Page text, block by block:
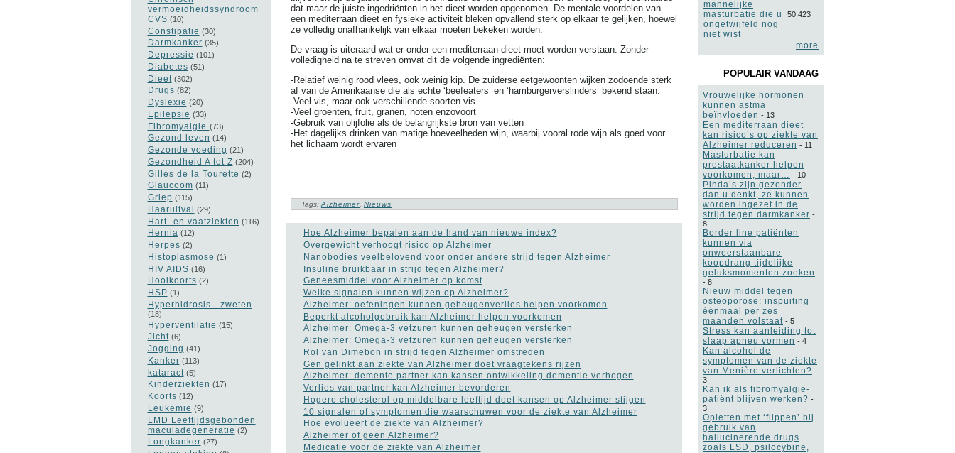
vermoeidheidssyndroom
CVS (10)
Constipatie (30)
Darmkanker (35)
Depressie (101)
Diabetes (51)
Dieet (302)
Drugs (82)
Dyslexie (20)
Epilepsie (33)
Fibromyalgie (73)
Gezond leven (14)
Gezonde voeding (21)
Gezondheid A tot Z (204)
Gilles de la Tourette (2)
Glaucoom (11)
Griep (115)
Haaruitval (29)
Hart- en vaatziekten (116)
Hernia (12)
Herpes (2)
Histoplasmose (1)
HIV AIDS (16)
Hooikoorts (2)
HSP (1)
Hyperhidrosis - zweten
(18)
Hyperventilatie (15)
Jicht (6)
Jogging (41)
Kanker (113)
kataract (5)
Kinderziekten (17)
Koorts (12)
Leukemie (9)
LMD Leeftijdsgebonden
maculadegeneratie (2)
Longkanker (27)
dat maar de juiste ingedriënten in het dieet worden opgenomen. De mentale voordelen van
een mediterraan dieet en fysieke activiteit bleken opvallend sterk op elkaar te gelijken, hoewel
ze volledig onafhankelijk van elkaar moeten bekeken worden.
De vraag is uiteraard wat er onder een mediterraan dieet moet worden verstaan. Zonder
volledigheid na te streven omvat dit de volgende ingrediënten:
-Relatief weinig rood vlees, ook weinig kip. De zuiderse eetgewoonten wijken zodoende sterk
af van de Amerikaanse die als echte ‘beefeaters’ en ‘hamburgerverslinders’ bekend staan.
-Veel vis, maar ook verschillende soorten vis
-Veel groenten, fruit, granen, noten enzovoort
-Gebruik van olijfolie als de belangrijkste bron van vetten
-Het dagelijks drinken van matige hoeveelheden wijn, waarbij vooral rode wijn als goed voor
het lichaam wordt ervaren
| Tags:Alzheimer, Nieuws
Hoe Alzheimer bepalen aan de hand van nieuwe index?
Overgewicht verhoogt risico op Alzheimer
Nanobodies veelbelovend voor onder andere strijd tegen Alzheimer
Insuline bruikbaar in strijd tegen Alzheimer?
Geneesmiddel voor Alzheimer op komst
Welke signalen kunnen wijzen op Alzheimer?
Alzheimer: oefeningen kunnen geheugenverlies helpen voorkomen
Beperkt alcoholgebruik kan Alzheimer helpen voorkomen
Alzheimer: Omega-3 vetzuren kunnen geheugen versterken
Alzheimer: Omega-3 vetzuren kunnen geheugen versterken
Rol van Dimebon in strijd tegen Alzheimer omstreden
Gen gelinkt aan ziekte van Alzheimer doet vraagtekens rijzen
Alzheimer: demente partner kan kansen ontwikkeling dementie verhogen
Verlies van partner kan Alzheimer bevorderen
Hogere cholesterol op middelbare leeftijd doet kansen op Alzheimer stijgen
10 signalen of symptomen die waarschuwen voor de ziekte van Alzheimer
Hoe evolueert de ziekte van Alzheimer?
Alzheimer of geen Alzheimer?
Medicatie voor de ziekte van Alzheimer
mannelijke
masturbatie die u
ongetwijfeld nog
niet wist
50,423
more
POPULAIR VANDAAG
Vrouwelijke hormonen
kunnen astma
beïnvloeden - 13
Een mediterraan dieet
kan risico’s op ziekte van
Alzheimer reduceren - 11
Masturbatie kan
prostaatkanker helpen
voorkomen, maar… - 10
Pinda’s zijn gezonder
dan u denkt, ze kunnen
worden ingezet in de
strijd tegen darmkanker -
8
Border line patiënten
kunnen via
onweerstaanbare
koopdrang tijdelijke
geluksmomenten zoeken
- 8
Nieuw middel tegen
osteoporose: inspuiting
éénmaal per zes
maanden volstaat - 5
Stress kan aanleiding tot
slaap apneu vormen - 4
Kan alcohol de
symptomen van de ziekte
van Menière verlichten? -
3
Kan ik als fibromyalgie-
patiënt blijven werken? -
3
Opletten met ‘flippen’ bij
gebruik van
hallucinerende drugs
zoals LSD, psilocybine,